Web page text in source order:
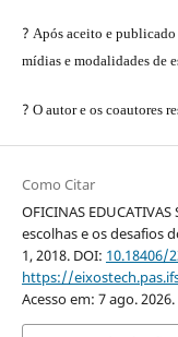
? Após aceito e
mídias e modalidades de
? O autor e os coautores
Como Citar
OFICINAS
escolhas e os desafios
1, 2018. DOI: 10.18406/
https://
Acesso em: 7 ago. 2026.